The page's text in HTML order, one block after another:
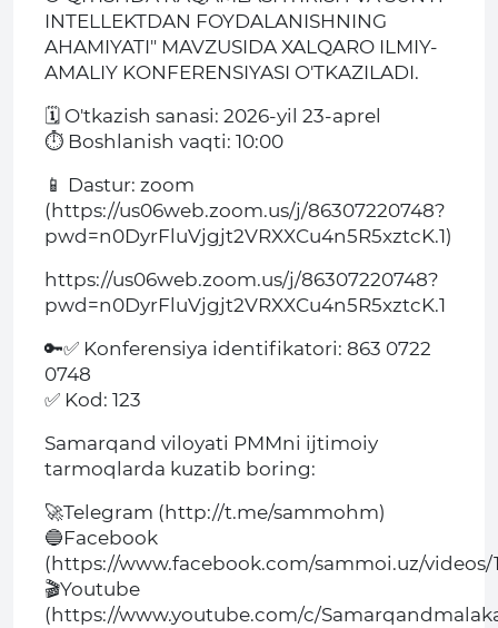
INTELLEKTDAN FOYDALANISHNING
AHAMIYATI" MAVZUSIDA XALQARO ILMIY-
AMALIY KONFERENSIYASI O'TKAZILADI.
🗓 O'tkazish sanasi: 2026-yil 23-aprel
⏱ Boshlanish vaqti: 10:00
📱 Dastur: zoom
(https://us06web.zoom.us/j/86307220748?
pwd=n0DyrFluVjgjt2VRXXCu4n5R5xztcK.1)
https://us06web.zoom.us/j/86307220748?
pwd=n0DyrFluVjgjt2VRXXCu4n5R5xztcK.1
🔑✅ Konferensiya identifikatori: 863 0722
0748
✅ Kod: 123
Samarqand viloyati PMMni ijtimoiy
tarmoqlarda kuzatib boring:
🚀Telegram (http://t.me/sammohm)
🔵Facebook
(https://www.facebook.com/sammoi.uz/videos/
🎬Youtube
(https://www.youtube.com/c/